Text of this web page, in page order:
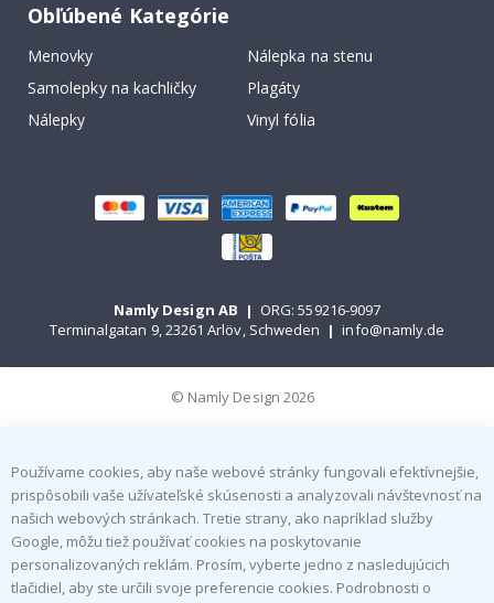
Obľúbené Kategórie
Menovky
Nálepka na stenu
Samolepky na kachličky
Plagáty
Nálepky
Vinyl fólia
Namly Design AB | ORG: 559216-9097
Terminalgatan 9, 23261 Arlöv, Schweden | info@namly.de
© Namly Design 2026
Používame cookies, aby naše webové stránky fungovali efektívnejšie,
prispôsobili vaše užívateľské skúsenosti a analyzovali návštevnosť na
našich webových stránkach. Tretie strany, ako napríklad služby
Google, môžu tiež používať cookies na poskytovanie
personalizovaných reklám. Prosím, vyberte jedno z nasledujúcich
tlačidiel, aby ste určili svoje preferencie cookies. Podrobnosti o